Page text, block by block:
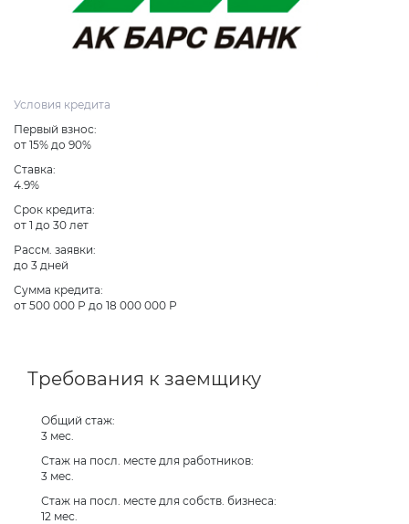
Условия кредита
Первый взнос:
от 15% до 90%
Ставка:
4.9%
Срок кредита:
от 1 до 30 лет
Рассм. заявки:
до 3 дней
Сумма кредита:
от 500 000 Р до 18 000 000 Р
Требования к заемщику
Общий стаж:
3 мес.
Стаж на посл. месте для работников:
3 мес.
Стаж на посл. месте для собств. бизнеса:
12 мес.